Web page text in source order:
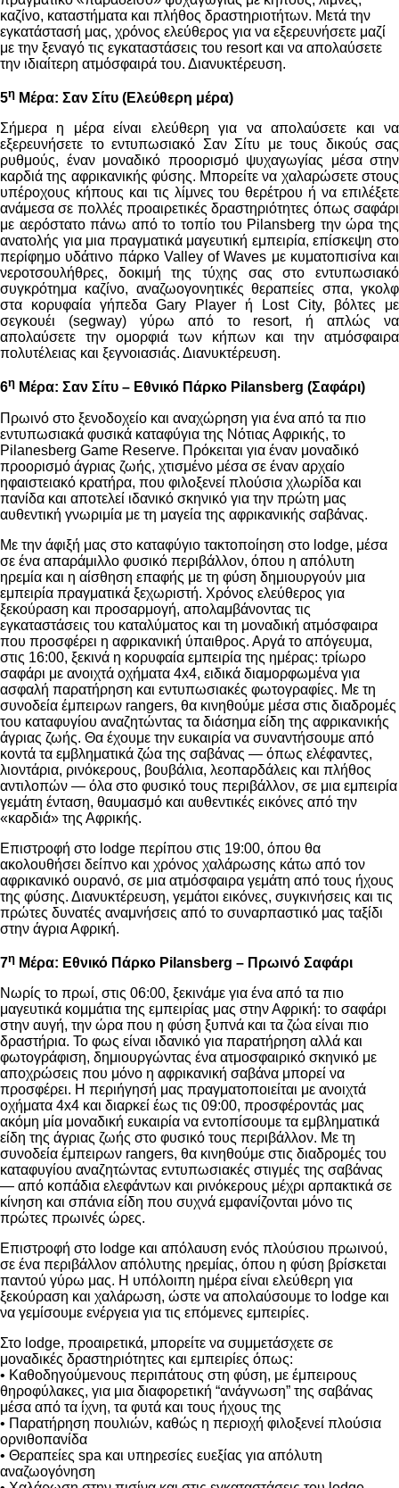
καζίνο, καταστήματα και πλήθος δραστηριοτήτων. Μετά την
εγκατάστασή μας, χρόνος ελεύθερος για να εξερευνήσετε μαζί
με την ξεναγό τις εγκαταστάσεις του resort και να απολαύσετε
την ιδιαίτερη ατμόσφαιρά του. Διανυκτέρευση.
5η Μέρα: Σαν Σίτυ (Ελεύθερη μέρα)
Σήμερα η μέρα είναι ελεύθερη για να απολαύσετε και να
εξερευνήσετε το εντυπωσιακό Σαν Σίτυ
με τους δικούς σας
ρυθμούς, έναν μοναδικό προορισμό ψυχαγωγίας μέσα στην
καρδιά της αφρικανικής φύσης. Μπορείτε να χαλαρώσετε στους
υπέροχους κήπους και τις λίμνες του θερέτρου ή να επιλέξετε
ανάμεσα σε πολλές προαιρετικές δραστηριότητες όπως σαφάρι
με αερόστατο πάνω από το τοπίο του Pilansberg την ώρα της
ανατολής για μια πραγματικά μαγευτική εμπειρία, επίσκεψη στο
περίφημο υδάτινο πάρκο Valley of Waves με κυματοπισίνα και
νεροτσουλήθρες, δοκιμή της τύχης σας στο εντυπωσιακό
συγκρότημα καζίνο, αναζωογονητικές θεραπείες σπα, γκολφ
στα κορυφαία γήπεδα Gary Player ή Lost City, βόλτες με
σεγκουέι (segway) γύρω από το resort, ή απλώς να
απολαύσετε την ομορφιά των κήπων και την ατμόσφαιρα
πολυτέλειας και ξεγνοιασιάς. Διανυκτέρευση.
6η Μέρα: Σαν Σίτυ – Εθνικό Πάρκο Pilansberg (Σαφάρι)
Πρωινό στο ξενοδοχείο και αναχώρηση για ένα από τα πιο
εντυπωσιακά φυσικά καταφύγια της Νότιας Αφρικής, το
Pilanesberg Game Reserve. Πρόκειται για έναν μοναδικό
προορισμό άγριας ζωής, χτισμένο μέσα σε έναν αρχαίο
ηφαιστειακό κρατήρα, που φιλοξενεί πλούσια χλωρίδα και
πανίδα και αποτελεί ιδανικό σκηνικό για την πρώτη μας
αυθεντική γνωριμία με τη μαγεία της αφρικανικής σαβάνας.
Με την άφιξή μας στο καταφύγιο τακτοποίηση στο lodge, μέσα
σε ένα απαράμιλλο φυσικό περιβάλλον, όπου η απόλυτη
ηρεμία και η αίσθηση επαφής με τη φύση δημιουργούν μια
εμπειρία πραγματικά ξεχωριστή. Χρόνος ελεύθερος για
ξεκούραση και προσαρμογή, απολαμβάνοντας τις
εγκαταστάσεις του καταλύματος και τη μοναδική ατμόσφαιρα
που προσφέρει η αφρικανική ύπαιθρος. Αργά το απόγευμα,
στις 16:00, ξεκινά η κορυφαία εμπειρία της ημέρας: τρίωρο
σαφάρι με ανοιχτά οχήματα 4x4, ειδικά διαμορφωμένα για
ασφαλή παρατήρηση και εντυπωσιακές φωτογραφίες. Με τη
συνοδεία έμπειρων rangers, θα κινηθούμε μέσα στις διαδρομές
του καταφυγίου αναζητώντας τα διάσημα είδη της αφρικανικής
άγριας ζωής. Θα έχουμε την ευκαιρία να συναντήσουμε από
κοντά τα εμβληματικά ζώα της σαβάνας — όπως ελέφαντες,
λιοντάρια, ρινόκερους, βουβάλια, λεοπαρδάλεις και πλήθος
αντιλοπών — όλα στο φυσικό τους περιβάλλον, σε μια εμπειρία
γεμάτη ένταση, θαυμασμό και αυθεντικές εικόνες από την
«καρδιά» της Αφρικής.
Επιστροφή στο lodge περίπου στις 19:00, όπου θα
ακολουθήσει δείπνο και χρόνος χαλάρωσης κάτω από τον
αφρικανικό ουρανό, σε μια ατμόσφαιρα γεμάτη από τους ήχους
της φύσης. Διανυκτέρευση, γεμάτοι εικόνες, συγκινήσεις και τις
πρώτες δυνατές αναμνήσεις από το συναρπαστικό μας ταξίδι
στην άγρια Αφρική.
7η Μέρα: Εθνικό Πάρκο Pilansberg – Πρωινό Σαφάρι
Νωρίς το πρωί, στις 06:00, ξεκινάμε για ένα από τα πιο
μαγευτικά κομμάτια της εμπειρίας μας στην Αφρική: το σαφάρι
στην αυγή, την ώρα που η φύση ξυπνά και τα ζώα είναι πιο
δραστήρια. Το φως είναι ιδανικό για παρατήρηση αλλά και
φωτογράφιση, δημιουργώντας ένα ατμοσφαιρικό σκηνικό με
αποχρώσεις που μόνο η αφρικανική σαβάνα μπορεί να
προσφέρει. Η περιήγησή μας πραγματοποιείται με ανοιχτά
οχήματα 4x4 και διαρκεί έως τις 09:00, προσφέροντάς μας
ακόμη μία μοναδική ευκαιρία να εντοπίσουμε τα εμβληματικά
είδη της άγριας ζωής στο φυσικό τους περιβάλλον. Με τη
συνοδεία έμπειρων rangers, θα κινηθούμε στις διαδρομές του
καταφυγίου αναζητώντας εντυπωσιακές στιγμές της σαβάνας
— από κοπάδια ελεφάντων και ρινόκερους μέχρι αρπακτικά σε
κίνηση και σπάνια είδη που συχνά εμφανίζονται μόνο τις
πρώτες πρωινές ώρες.
Επιστροφή στο lodge και απόλαυση ενός πλούσιου πρωινού,
σε ένα περιβάλλον απόλυτης ηρεμίας, όπου η φύση βρίσκεται
παντού γύρω μας. Η υπόλοιπη ημέρα είναι ελεύθερη για
ξεκούραση και χαλάρωση, ώστε να απολαύσουμε το lodge και
να γεμίσουμε ενέργεια για τις επόμενες εμπειρίες.
Στο lodge, προαιρετικά, μπορείτε να συμμετάσχετε σε
μοναδικές δραστηριότητες και εμπειρίες όπως:
• Καθοδηγούμενους περιπάτους στη φύση, με έμπειρους
θηροφύλακες, για μια διαφορετική “ανάγνωση” της σαβάνας
μέσα από τα ίχνη, τα φυτά και τους ήχους της
• Παρατήρηση πουλιών, καθώς η περιοχή φιλοξενεί πλούσια
ορνιθοπανίδα
• Θεραπείες spa και υπηρεσίες ευεξίας για απόλυτη
αναζωογόνηση